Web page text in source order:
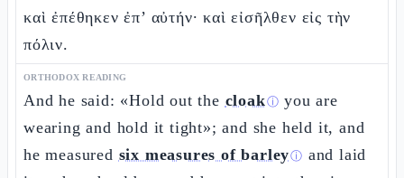
καὶ ἐπέθηκεν ἐπ’ αὐτήν· καὶ εἰσῆλθεν εἰς τὴν
πόλιν.
ORTHODOX READING
And he said: «Hold out the cloakⓘ you are
wearing and hold it tight»; and she held it, and
he measured six measures of barleyⓘ and laid